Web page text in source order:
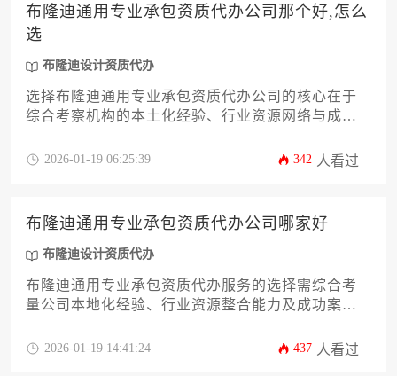
布隆迪通用专业承包资质代办公司那个好,怎么
选
布隆迪设计资质代办
选择布隆迪通用专业承包资质代办公司的核心在于
综合考察机构的本土化经验、行业资源网络与成功
力、跨境服务团队配置、费用透明度三个维度进行
规要求。
2026-01-19 06:25:39 342 人看过
布隆迪通用专业承包资质代办公司哪家好
布隆迪设计资质代办
布隆迪通用专业承包资质代办服务的选择需综合考
量公司本地化经验、行业资源整合能力及成功案例
语区工程规范且拥有中非跨境服务团队的专业机构
2026-01-19 14:41:24 437 人看过